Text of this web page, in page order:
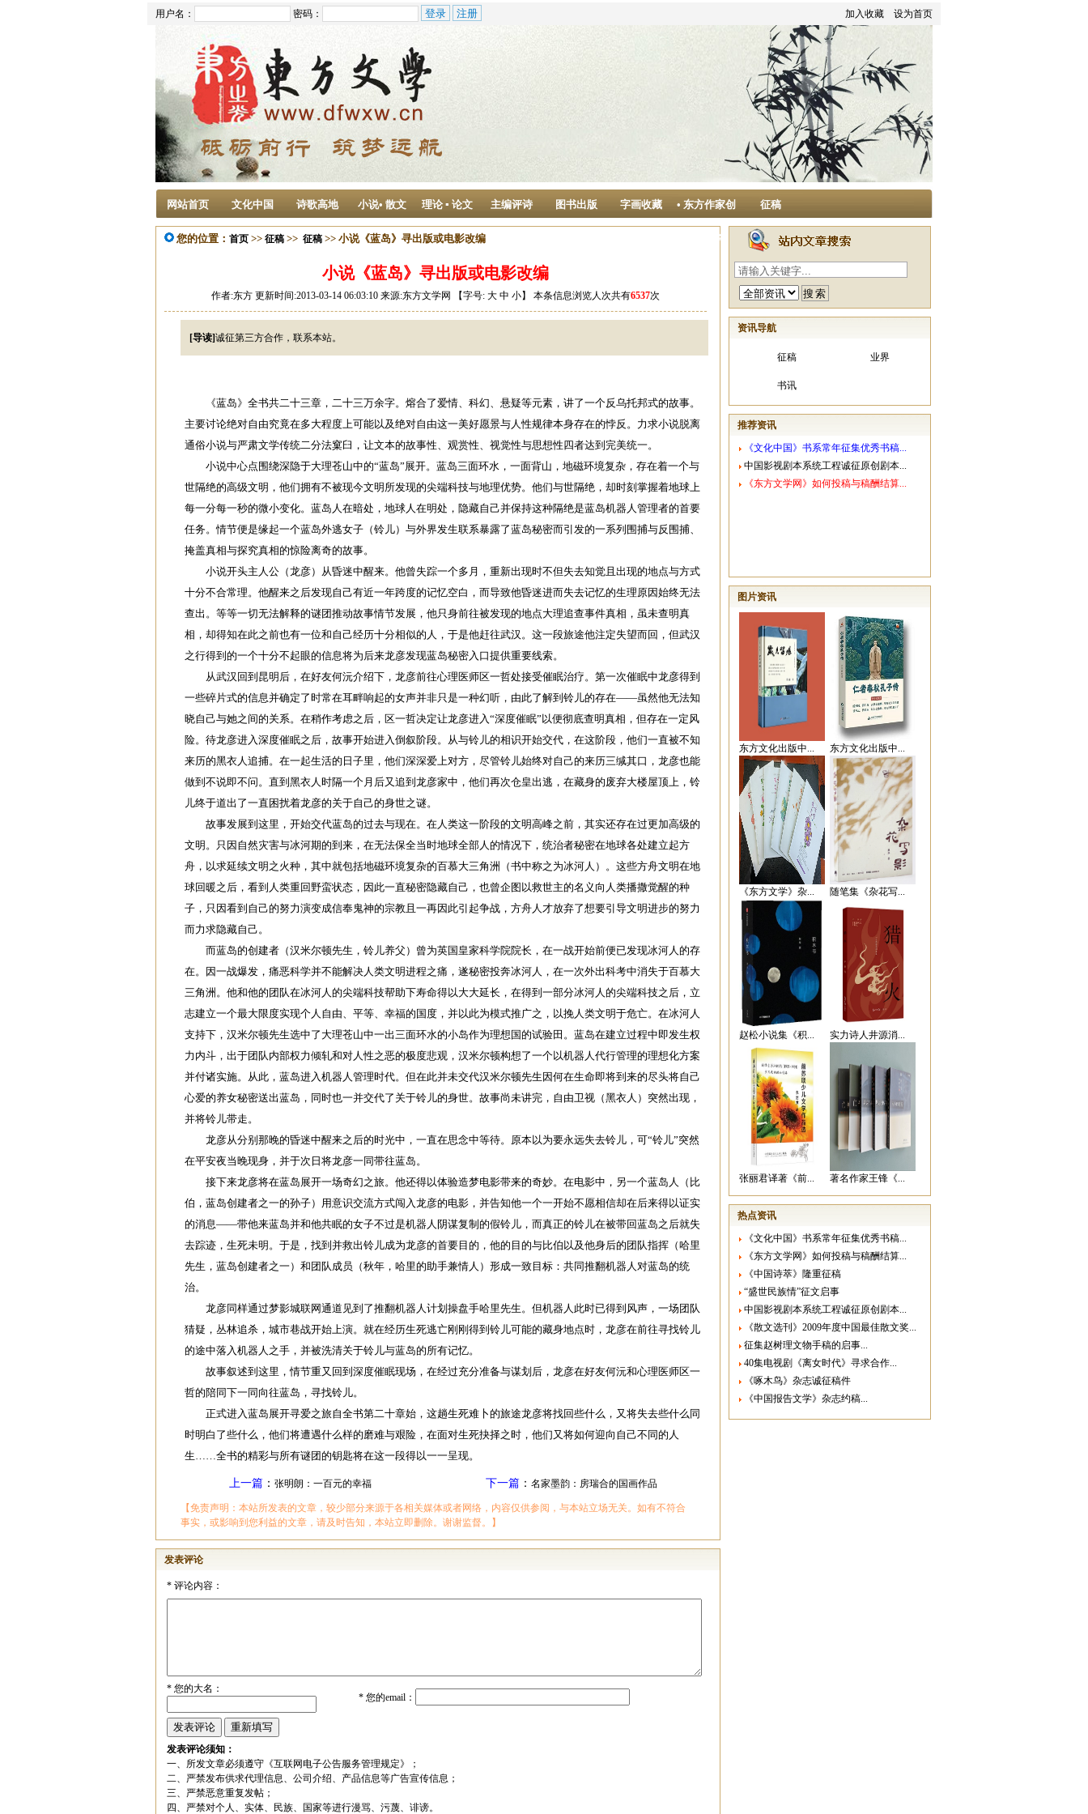
加入收藏 设为首页
用户名： 密码：
网站首页 文化中国 诗歌高地 小说• 散文 理论 ▪ 论文 主编评诗 图书出版 字画收藏 • 东方作家创
作中心
征稿
您的位置： 首页 >> 征稿 >> 征稿 >> 小说《蓝岛》寻出版或电影改编
小说《蓝岛》寻出版或电影改编
作者:东方 更新时间:2013-03-14 06:03:10 来源:东方文学网 【字号: 大 中 小】 本条信息浏览人次共有6537次
[导读]诚征第三方合作，联系本站。
《蓝岛》全书共二十三章，二十三万余字。熔合了爱情、科幻、悬疑等元素，讲了一个反乌托邦式的故事。
主要讨论绝对自由究竟在多大程度上可能以及绝对自由这一美好愿景与人性规律本身存在的悖反。力求小说脱离
通俗小说与严肃文学传统二分法窠臼，让文本的故事性、观赏性、视觉性与思想性四者达到完美统一。
小说中心点围绕深隐于大理苍山中的“蓝岛”展开。蓝岛三面环水，一面背山，地磁环境复杂，存在着一个与
世隔绝的高级文明，他们拥有不被现今文明所发现的尖端科技与地理优势。他们与世隔绝，却时刻掌握着地球上
每一分每一秒的微小变化。蓝岛人在暗处，地球人在明处，隐藏自己并保持这种隔绝是蓝岛机器人管理者的首要
任务。情节便是缘起一个蓝岛外逃女子（铃儿）与外界发生联系暴露了蓝岛秘密而引发的一系列围捕与反围捕、
掩盖真相与探究真相的惊险离奇的故事。
小说开头主人公（龙彦）从昏迷中醒来。他曾失踪一个多月，重新出现时不但失去知觉且出现的地点与方式
十分不合常理。他醒来之后发现自己有近一年跨度的记忆空白，而导致他昏迷进而失去记忆的生理原因始终无法
查出。等等一切无法解释的谜团推动故事情节发展，他只身前往被发现的地点大理追查事件真相，虽未查明真
相，却得知在此之前也有一位和自己经历十分相似的人，于是他赶往武汉。这一段旅途他注定失望而回，但武汉
之行得到的一个十分不起眼的信息将为后来龙彦发现蓝岛秘密入口提供重要线索。
从武汉回到昆明后，在好友何沅介绍下，龙彦前往心理医师区一哲处接受催眠治疗。第一次催眠中龙彦得到
一些碎片式的信息并确定了时常在耳畔响起的女声并非只是一种幻听，由此了解到铃儿的存在——虽然他无法知
晓自己与她之间的关系。在稍作考虑之后，区一哲决定让龙彦进入“深度催眠”以便彻底查明真相，但存在一定风
险。待龙彦进入深度催眠之后，故事开始进入倒叙阶段。从与铃儿的相识开始交代，在这阶段，他们一直被不知
来历的黑衣人追捕。在一起生活的日子里，他们深深爱上对方，尽管铃儿始终对自己的来历三缄其口，龙彦也能
做到不说即不问。直到黑衣人时隔一个月后又追到龙彦家中，他们再次仓皇出逃，在藏身的废弃大楼屋顶上，铃
儿终于道出了一直困扰着龙彦的关于自己的身世之谜。
故事发展到这里，开始交代蓝岛的过去与现在。在人类这一阶段的文明高峰之前，其实还存在过更加高级的
文明。只因自然灾害与冰河期的到来，在无法保全当时地球全部人的情况下，统治者秘密在地球各处建立起方
舟，以求延续文明之火种，其中就包括地磁环境复杂的百慕大三角洲（书中称之为冰河人）。这些方舟文明在地
球回暖之后，看到人类重回野蛮状态，因此一直秘密隐藏自己，也曾企图以救世主的名义向人类播撒觉醒的种
子，只因看到自己的努力演变成信奉鬼神的宗教且一再因此引起争战，方舟人才放弃了想要引导文明进步的努力
而力求隐藏自己。
而蓝岛的创建者（汉米尔顿先生，铃儿养父）曾为英国皇家科学院院长，在一战开始前便已发现冰河人的存
在。因一战爆发，痛恶科学并不能解决人类文明进程之痛，遂秘密投奔冰河人，在一次外出科考中消失于百慕大
三角洲。他和他的团队在冰河人的尖端科技帮助下寿命得以大大延长，在得到一部分冰河人的尖端科技之后，立
志建立一个最大限度实现个人自由、平等、幸福的国度，并以此为模式推广之，以挽人类文明于危亡。在冰河人
支持下，汉米尔顿先生选中了大理苍山中一出三面环水的小岛作为理想国的试验田。蓝岛在建立过程中即发生权
力内斗，出于团队内部权力倾轧和对人性之恶的极度悲观，汉米尔顿构想了一个以机器人代行管理的理想化方案
并付诸实施。从此，蓝岛进入机器人管理时代。但在此并未交代汉米尔顿先生因何在生命即将到来的尽头将自己
心爱的养女秘密送出蓝岛，同时也一并交代了关于铃儿的身世。故事尚未讲完，自由卫视（黑衣人）突然出现，
并将铃儿带走。
龙彦从分别那晚的昏迷中醒来之后的时光中，一直在思念中等待。原本以为要永远失去铃儿，可“铃儿”突然
在平安夜当晚现身，并于次日将龙彦一同带往蓝岛。
接下来龙彦将在蓝岛展开一场奇幻之旅。他还得以体验造梦电影带来的奇妙。在电影中，另一个蓝岛人（比
伯，蓝岛创建者之一的孙子）用意识交流方式闯入龙彦的电影，并告知他一个一开始不愿相信却在后来得以证实
的消息——带他来蓝岛并和他共眠的女子不过是机器人阴谋复制的假铃儿，而真正的铃儿在被带回蓝岛之后就失
去踪迹，生死未明。于是，找到并救出铃儿成为龙彦的首要目的，他的目的与比伯以及他身后的团队指挥（哈里
先生，蓝岛创建者之一）和团队成员（秋年，哈里的助手兼情人）形成一致目标：共同推翻机器人对蓝岛的统
治。
龙彦同样通过梦影城联网通道见到了推翻机器人计划操盘手哈里先生。但机器人此时已得到风声，一场团队
猜疑，丛林追杀，城市巷战开始上演。就在经历生死逃亡刚刚得到铃儿可能的藏身地点时，龙彦在前往寻找铃儿
的途中落入机器人之手，并被洗清关于铃儿与蓝岛的所有记忆。
故事叙述到这里，情节重又回到深度催眠现场，在经过充分准备与谋划后，龙彦在好友何沅和心理医师区一
哲的陪同下一同向往蓝岛，寻找铃儿。
正式进入蓝岛展开寻爱之旅自全书第二十章始，这趟生死难卜的旅途龙彦将找回些什么，又将失去些什么同
时明白了些什么，他们将遭遇什么样的磨难与艰险，在面对生死抉择之时，他们又将如何迎向自己不同的人
生……全书的精彩与所有谜团的钥匙将在这一段得以一一呈现。
上一篇： 张明朗：一百元的幸福 下一篇： 名家墨韵：房瑞合的国画作品
【免责声明：本站所发表的文章，较少部分来源于各相关媒体或者网络，内容仅供参阅，与本站立场无关。如有不符合
事实，或影响到您利益的文章，请及时告知，本站立即删除。谢谢监督。】
发表评论
*评论内容：
*您的大名：
*您的email：
发表评论须知：
一、所发文章必须遵守《互联网电子公告服务管理规定》；
二、严禁发布供求代理信息、公司介绍、产品信息等广告宣传信息；
三、严禁恶意重复发帖；
四、严禁对个人、实体、民族、国家等进行漫骂、污蔑、诽谤。
资讯导航
征稿 业界
书讯
推荐资讯
《文化中国》书系常年征集优秀书稿...
中国影视剧本系统工程诚征原创剧本...
《东方文学网》如何投稿与稿酬结算...
图片资讯
东方文化出版中... 东方文化出版中...
《东方文学》杂... 随笔集《杂花写...
赵松小说集《积... 实力诗人井源消...
张丽君译著《前... 著名作家王锋《...
热点资讯
《文化中国》书系常年征集优秀书稿...
《东方文学网》如何投稿与稿酬结算...
《中国诗萃》隆重征稿
“盛世民族情”征文启事
中国影视剧本系统工程诚征原创剧本...
《散文选刊》2009年度中国最佳散文奖...
征集赵树理文物手稿的启事...
40集电视剧《离女时代》寻求合作...
《啄木鸟》杂志诚征稿件
《中国报告文学》杂志约稿...